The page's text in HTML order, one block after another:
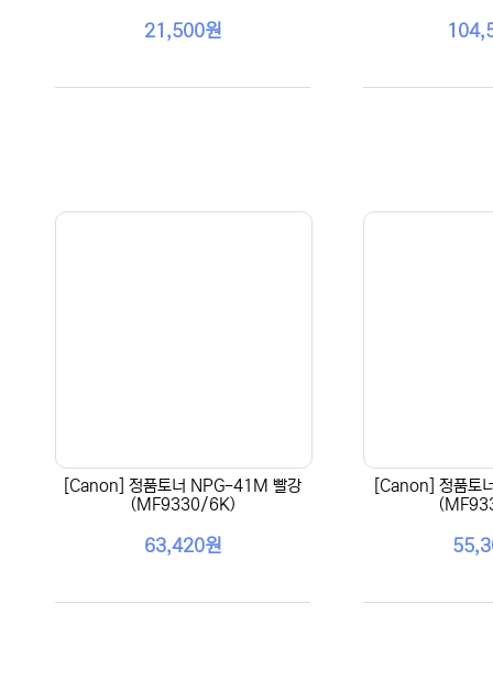
21,500원
[Canon] 정품토너 NPG-41M 빨강
(MF9330/6K)
63,420원
[Canon] 정품토